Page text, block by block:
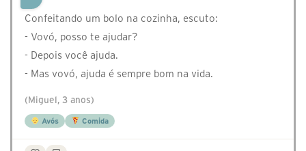
Confeitando um bolo na cozinha, escuto:
- Vovó, posso te ajudar?
- Depois você ajuda.
- Mas vovó, ajuda é sempre bom na vida.
(Miguel, 3 anos)
Avós Comida